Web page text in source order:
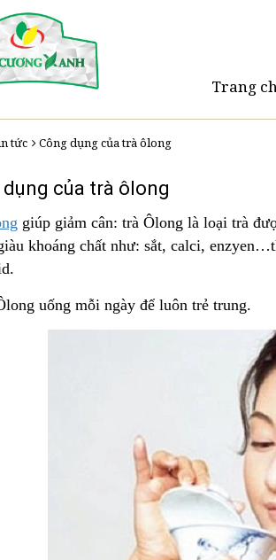
Trang
tức Công dụng của trà ôlong
dụng của trà ôlong
giúp giảm cân: trà Ôlong là loại trà
khoáng chất như: sắt, calci,
uống mỗi ngày để luôn trẻ trung.